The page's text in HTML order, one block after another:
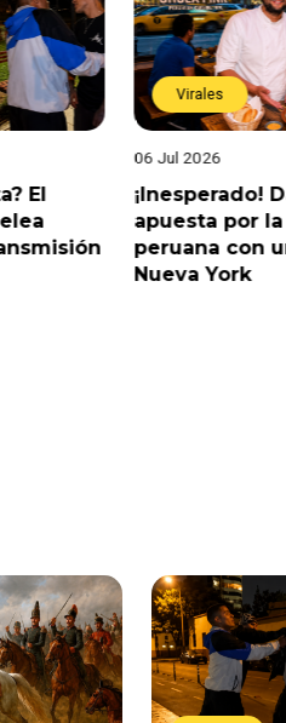
El
Virales
06 Jul 2026
¡Inesperado!
apuesta por
peruana con
Nueva York